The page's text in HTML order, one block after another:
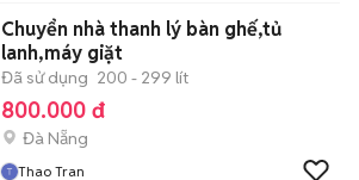
Chuyển nhà thanh lý bàn ghế,tủ
lanh,máy giặt
Đã sử dụng 200 - 299 lít
800.000 đ
Đà Nẵng
Thao Tran